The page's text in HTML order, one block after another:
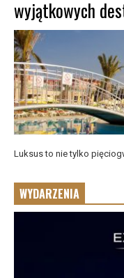
wyjątkowych
Luksus to nie tylko
WYDARZENIA